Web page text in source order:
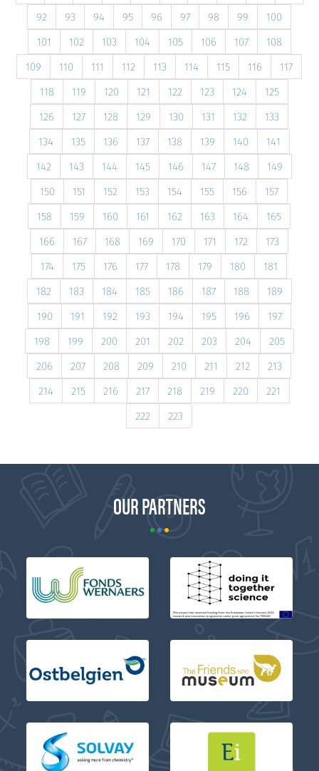
92
93 94 95 96 97 98 99
100
101
102 103 104 105 106 107
108
109
110 111 112 113 114 115 116
117
118
119 120 121 122 123 124
125
126
127 128 129 130 131 132
133
134
135 136 137 138 139 140
141
142
143 144 145 146 147 148
149
150
151 152 153 154 155 156
157
158
159 160 161 162 163 164
165
166
167 168 169 170 171 172
173
174
175 176 177 178 179 180
181
182
183 184 185 186 187 188
189
190
191 192 193 194 195 196
197
198
199 200 201 202 203 204
205
206
207 208 209 210 211 212
213
214
215 216 217 218 219 220
221
222
223
OUR PARTNERS